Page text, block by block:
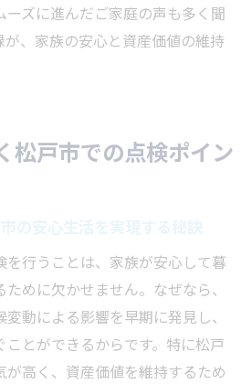
ーズに進んだご家庭の声も多く聞
が、家族の安心と資産価値の維持
松戸市での点検ポイン
行うことは、家族が安心して暮
めに欠かせません。なぜなら、
動による影響を早期に発見し、
ことができるからです。特に松戸
が高く、資産価値を維持するため